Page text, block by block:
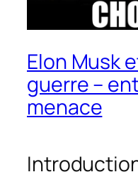
Elon Musk
guerre –
menace